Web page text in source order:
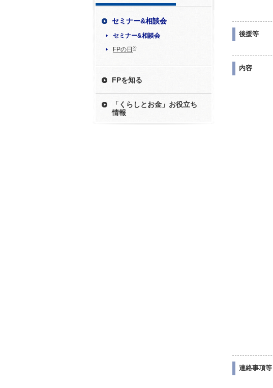
セミナー&相談会
セミナー&相談会
FPの日 ®
FPを知る
「くらしとお金」お役立ち
情報
後援等
内容
連絡事項等